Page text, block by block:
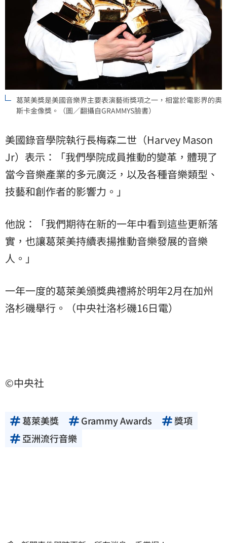
葛萊美獎是美國音樂界主要表演藝術獎項之一，相當於電影界的奧
斯卡金像獎。（圖／翻攝自GRAMMYS臉書）
美國錄音學院執行長梅森二世（Harvey Mason
Jr）表示：「我們學院成員推動的變革，體現了
當今音樂產業的多元廣泛，以及各種音樂類型、
技藝和創作者的影響力。」
他說：「我們期待在新的一年中看到這些更新落
實，也讓葛萊美持續表揚推動音樂發展的音樂
人。」
一年一度的葛萊美頒獎典禮將於明年2月在加州
洛杉磯舉行。（中央社洛杉磯16日電）
©中央社
葛萊美獎 Grammy Awards
獎項
亞洲流行音樂